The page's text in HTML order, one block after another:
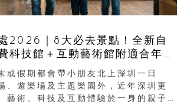
2026｜8大必去景點！全新自
科技館＋互動藝術館附適合年
、開放時間
或假期都會帶小朋友北上深圳一日
、遊樂場及主題樂園外，近年深圳更
藝術、科技及互動體驗於一身的親子